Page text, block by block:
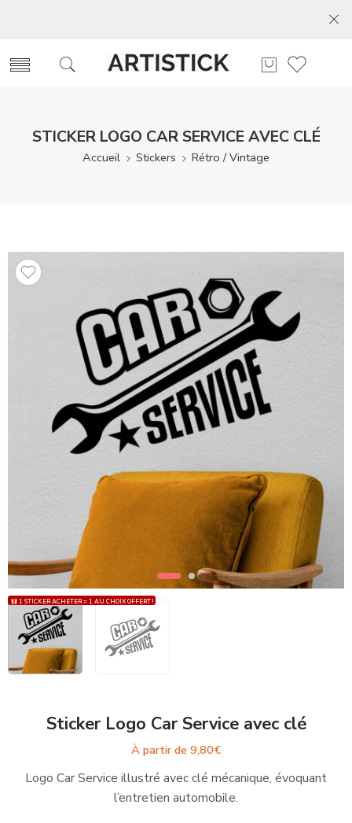
STICKER LOGO CAR SERVICE AVEC CLÉ
Accueil Stickers Rétro / Vintage
1 STICKER ACHETER = 1 AU CHOIX OFFERT !
Sticker Logo Car Service avec clé
À partir de 9,80€
Logo Car Service illustré avec clé mécanique, évoquant
l’entretien automobile.